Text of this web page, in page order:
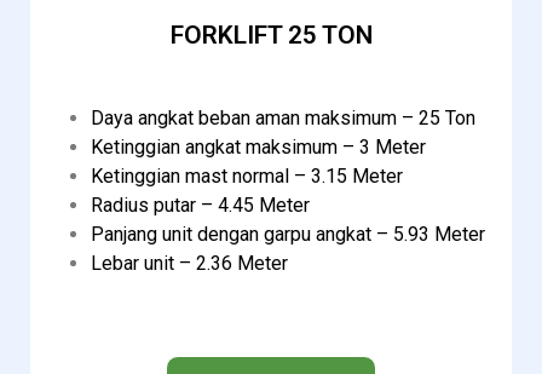
FORKLIFT 25 TON
Daya angkat beban aman maksimum – 25 Ton
Ketinggian angkat maksimum – 3 Meter
Ketinggian mast normal – 3.15 Meter
Radius putar – 4.45 Meter
Panjang unit dengan garpu angkat – 5.93 Meter
Lebar unit – 2.36 Meter